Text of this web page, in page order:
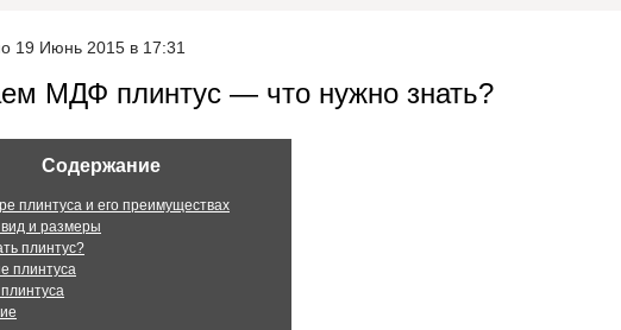
19 Июнь 2015 в 17:31
МДФ плинтус — что нужно знать?
Содержание
плинтуса и его преимуществах
и размеры
плинтус?
плинтуса